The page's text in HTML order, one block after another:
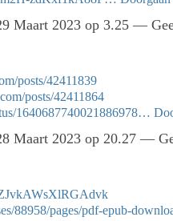
Maart 2023 op 3.25 —
posts/42411839
posts/42411864
1640687740021886978…
Maart 2023 op 20.27 —
88958/pages/pdf-epub-